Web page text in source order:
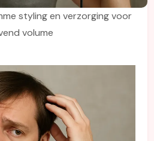
styling en verzorging voor
volume